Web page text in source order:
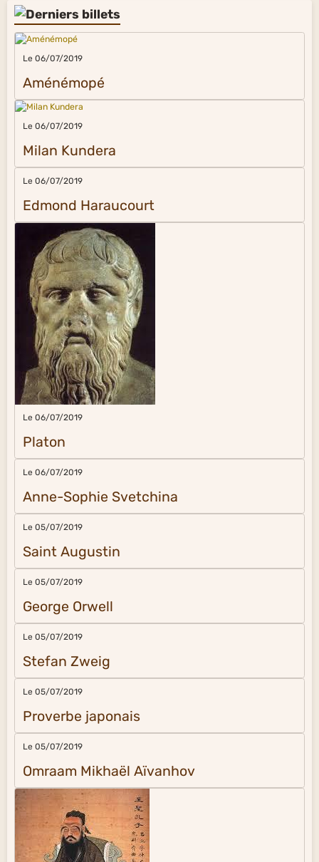
Le 06/07/2019
Aménémopé
Le 06/07/2019
Milan Kundera
Le 06/07/2019
Edmond Haraucourt
Le 06/07/2019
Platon
Le 06/07/2019
Anne-Sophie Svetchina
Le 05/07/2019
Saint Augustin
Le 05/07/2019
George Orwell
Le 05/07/2019
Stefan Zweig
Le 05/07/2019
Proverbe japonais
Le 05/07/2019
Omraam Mikhaël Aïvanhov